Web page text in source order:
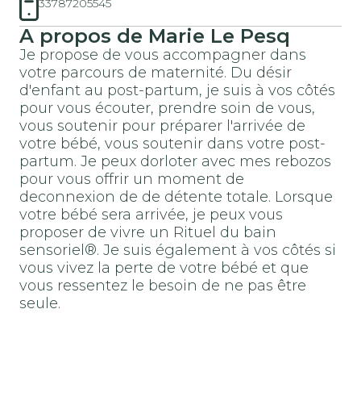
33787205545
A propos de Marie Le Pesq
Je propose de vous accompagner dans
votre parcours de maternité. Du désir
d'enfant au post-partum, je suis à vos côtés
pour vous écouter, prendre soin de vous,
vous soutenir pour préparer l'arrivée de
votre bébé, vous soutenir dans votre post-
partum. Je peux dorloter avec mes rebozos
pour vous offrir un moment de
deconnexion de de détente totale. Lorsque
votre bébé sera arrivée, je peux vous
proposer de vivre un Rituel du bain
sensoriel®. Je suis également à vos côtés si
vous vivez la perte de votre bébé et que
vous ressentez le besoin de ne pas être
seule.